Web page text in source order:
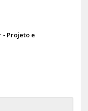
- Projeto e